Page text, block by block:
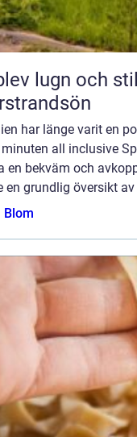
lugn och
har länge varit en
all inclusive
en bekväm och
en grundlig översikt av
Blom